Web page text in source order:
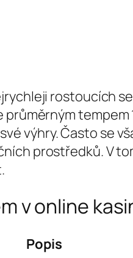
rostoucích
výhry. Často se
prostředků. V
v online
Popis